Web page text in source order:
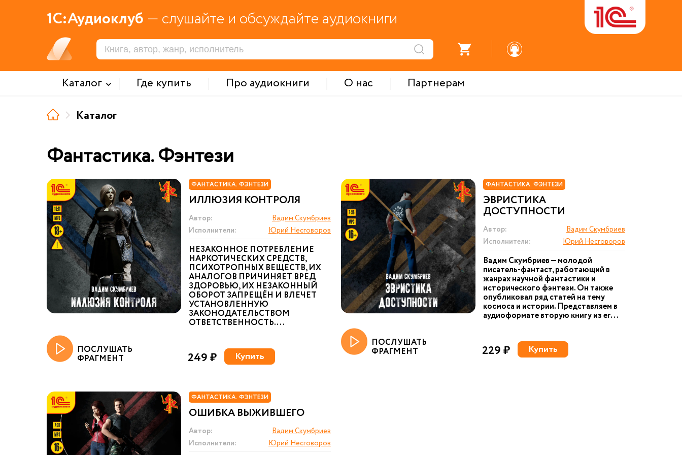
1С:Аудиоклуб — слушайте и обсуждайте аудиокниги
Каталог Где купить Про аудиокниги О нас
Партнерам
Каталог
Фантастика. Фэнтези
ФАНТАСТИКА. ФЭНТЕЗИ
ИЛЛЮЗИЯ КОНТРОЛЯ
Автор:
Вадим Скумбриев
Исполнители:
Юрий Несговоров
НЕЗАКОННОЕ ПОТРЕБЛЕНИЕ
НАРКОТИЧЕСКИХ СРЕДСТВ,
ПСИХОТРОПНЫХ ВЕЩЕСТВ, ИХ
АНАЛОГОВ ПРИЧИНЯЕТ ВРЕД
ЗДОРОВЬЮ, ИХ НЕЗАКОННЫЙ
ОБОРОТ ЗАПРЕЩЁН И ВЛЕЧЕТ
УСТАНОВЛЕННУЮ
ЗАКОНОДАТЕЛЬСТВОМ
ОТВЕТСТВЕННОСТЬ. ...
ПОСЛУШАТЬ
ФРАГМЕНТ 249 ₽ Купить
ФАНТАСТИКА. ФЭНТЕЗИ
ЭВРИСТИКА
ДОСТУПНОСТИ
Автор:
Вадим Скумбриев
Исполнители:
Юрий Несговоров
Вадим Скумбриев — молодой
писатель-фантаст, работающий в
жанрах научной фантастики и
исторического фэнтези. Он также
опубликовал ряд статей на тему
космоса и истории. Представляем в
аудиоформате вторую книгу из ег...
ПОСЛУШАТЬ
ФРАГМЕНТ 229 ₽ Купить
ФАНТАСТИКА. ФЭНТЕЗИ
ОШИБКА ВЫЖИВШЕГО
Автор:
Вадим Скумбриев
Исполнители:
Юрий Несговоров